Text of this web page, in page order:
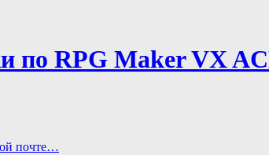
по RPG Maker VX
почте…